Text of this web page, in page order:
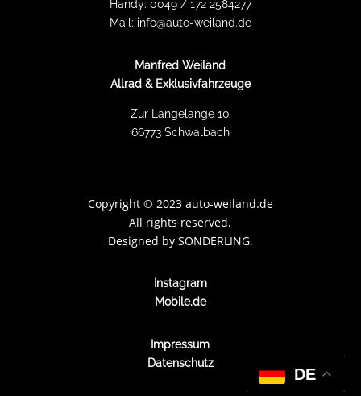
Handy: 0049 / 172 2584277
Mail: info@auto-weiland.de
Manfred Weiland
Allrad & Exklusivfahrzeuge
Zur Langelänge 10
66773 Schwalbach
Copyright © 2023 auto-weiland.de
All rights reserved.
Designed by SONDERLING.
Instagram
Mobile.de
Impressum
Datenschutz
DE